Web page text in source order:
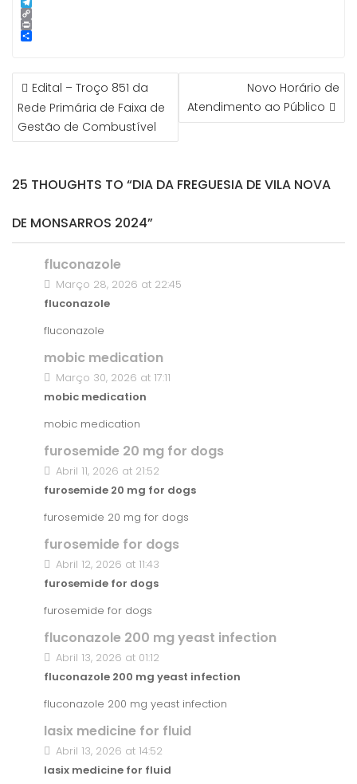
e
r
e
d
I
t
e
r
n
e
k
y
p
T
e
l
m
C
o
n
k
P
e
NAVEGAÇÃO
DE
ARTIGOS
Edital – Troço 851 da
Rede Primária de Faixa de
Gestão de Combustível
Novo Horário de
Atendimento ao Público
25 THOUGHTS TO “DIA DA FREGUESIA DE VILA NOVA
DE MONSARROS 2024”
fluconazole
Março 28, 2026 at 22:45
fluconazole
fluconazole
mobic medication
Março 30, 2026 at 17:11
mobic medication
mobic medication
furosemide 20 mg for dogs
Abril 11, 2026 at 21:52
furosemide 20 mg for dogs
furosemide 20 mg for dogs
furosemide for dogs
Abril 12, 2026 at 11:43
furosemide for dogs
furosemide for dogs
fluconazole 200 mg yeast infection
Abril 13, 2026 at 01:12
fluconazole 200 mg yeast infection
fluconazole 200 mg yeast infection
lasix medicine for fluid
Abril 13, 2026 at 14:52
lasix medicine for fluid